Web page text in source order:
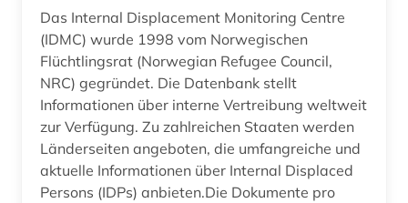
Das Internal Displacement Monitoring Centre
(IDMC) wurde 1998 vom Norwegischen
Flüchtlingsrat (Norwegian Refugee Council,
NRC) gegründet. Die Datenbank stellt
Informationen über interne Vertreibung weltweit
zur Verfügung. Zu zahlreichen Staaten werden
Länderseiten angeboten, die umfangreiche und
aktuelle Informationen über Internal Displaced
Persons (IDPs) anbieten.Die Dokumente pro